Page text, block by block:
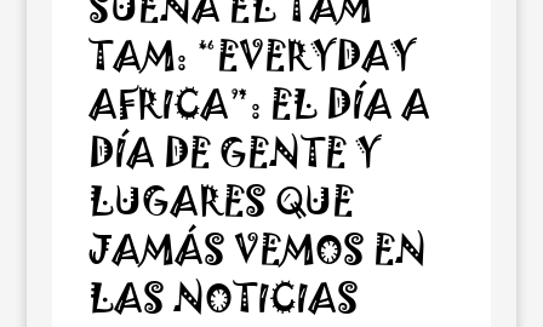
TAM: “EVERYDAY
AFRICA”: EL DÍA A
DÍA DE GENTE Y
LUGARES QUE
JAMÁS VEMOS EN
LAS NOTICIAS